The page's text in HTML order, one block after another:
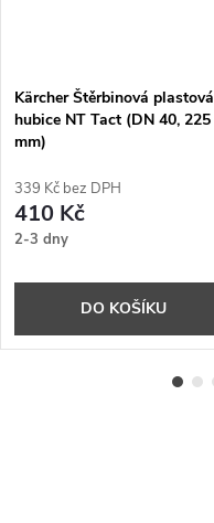
Kärcher Štěrbinová plastová
hubice NT Tact (DN 40, 225
mm)
339 Kč bez DPH
410 Kč
2-3 dny
DO KOŠÍKU